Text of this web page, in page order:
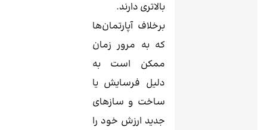
بالاتری دارند.
برخلاف آپارتمان‌ها
که به مرور زمان
ممکن است به
دلیل فرسایش یا
ساخت و سازهای
جدید ارزش خود را